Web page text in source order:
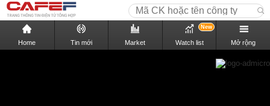
Home Tin mới Market Watch list
New
Mở rộng